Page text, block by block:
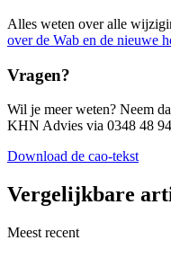
Alles weten over alle
over de Wab en de nieuwe
Vragen?
Wil je meer weten? Neem
KHN Advies via 0348 48
Download de cao-tekst
Vergelijkbare
Meest recent